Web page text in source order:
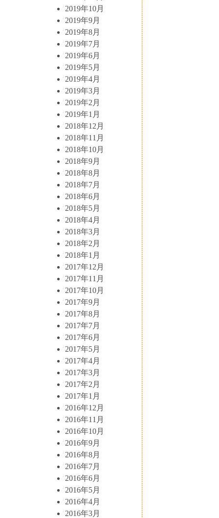
2019年10月
2019年9月
2019年8月
2019年7月
2019年6月
2019年5月
2019年4月
2019年3月
2019年2月
2019年1月
2018年12月
2018年11月
2018年10月
2018年9月
2018年8月
2018年7月
2018年6月
2018年5月
2018年4月
2018年3月
2018年2月
2018年1月
2017年12月
2017年11月
2017年10月
2017年9月
2017年8月
2017年7月
2017年6月
2017年5月
2017年4月
2017年3月
2017年2月
2017年1月
2016年12月
2016年11月
2016年10月
2016年9月
2016年8月
2016年7月
2016年6月
2016年5月
2016年4月
2016年3月